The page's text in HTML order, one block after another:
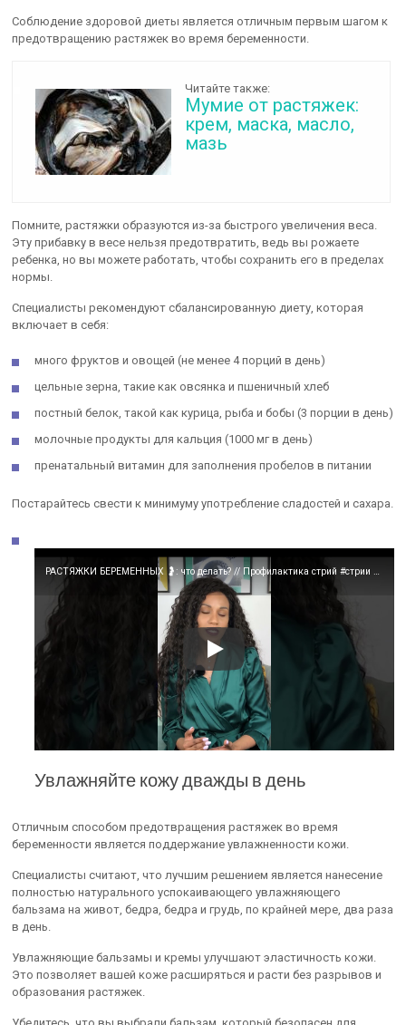
Соблюдение здоровой диеты является отличным первым шагом к
предотвращению растяжек во время беременности.
Читайте также:
Мумие от растяжек:
крем, маска, масло,
мазь
Помните, растяжки образуются из-за быстрого увеличения веса.
Эту прибавку в весе нельзя предотвратить, ведь вы рожаете
ребенка, но вы можете работать, чтобы сохранить его в пределах
нормы.
Специалисты рекомендуют сбалансированную диету, которая
включает в себя:
много фруктов и овощей (не менее 4 порций в день)
цельные зерна, такие как овсянка и пшеничный хлеб
постный белок, такой как курица, рыба и бобы (3 порции в день)
молочные продукты для кальция (1000 мг в день)
пренатальный витамин для заполнения пробелов в питании
Постарайтесь свести к минимуму употребление сладостей и сахара.
РАСТЯЖКИ БЕРЕМЕННЫХ 🤰: что делать? // Профилактика стрий #стрии #растяжки #уходзакожей #shorts
Увлажняйте кожу дважды в день
Отличным способом предотвращения растяжек во время
беременности является поддержание увлажненности кожи.
Специалисты считают, что лучшим решением является нанесение
полностью натурального успокаивающего увлажняющего
бальзама на живот, бедра, бедра и грудь, по крайней мере, два раза
в день.
Увлажняющие бальзамы и кремы улучшают эластичность кожи.
Это позволяет вашей коже расширяться и расти без разрывов и
образования растяжек.